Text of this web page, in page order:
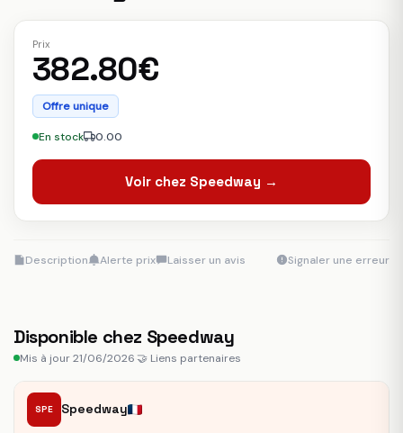
Prix
382.80€
Offre unique
En stock 0.00
Voir chez Speedway →
Description Alerte prix Laisser un avis Signaler une erreur
Disponible chez Speedway
Mis à jour 21/06/2026🤝 Liens partenaires
SPE Speedway